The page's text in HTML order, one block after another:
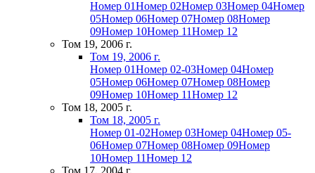
Номер 01Номер 02Номер 03Номер 04Номер
05Номер 06Номер 07Номер 08Номер
09Номер 10Номер 11Номер 12
Том 19, 2006 г.
Том 19, 2006 г.
Номер 01Номер 02-03Номер 04Номер
05Номер 06Номер 07Номер 08Номер
09Номер 10Номер 11Номер 12
Том 18, 2005 г.
Том 18, 2005 г.
Номер 01-02Номер 03Номер 04Номер 05-
06Номер 07Номер 08Номер 09Номер
10Номер 11Номер 12
Том 17, 2004 г.